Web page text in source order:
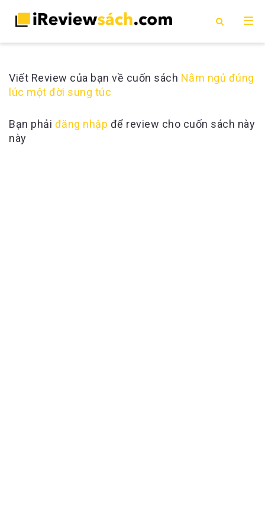
Viết Review của bạn về cuốn sách Nằm ngủ đúng
lúc một đời sung túc
Bạn phải đăng nhập để review cho cuốn sách này
này